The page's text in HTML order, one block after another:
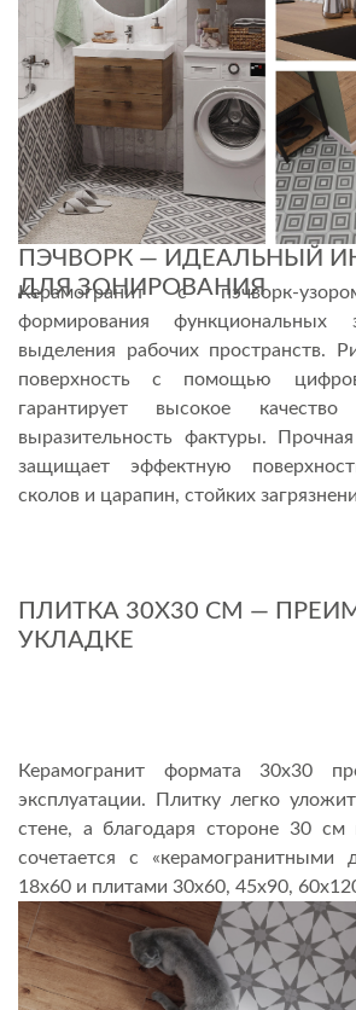
ПЭЧВОРК — ИДЕАЛЬНЫЙ
ДЛЯ ЗОНИРОВАНИЯ
Керамогранит с пэчворк-
формирования
выделения рабочих пространств.
поверхность с помощью
гарантирует высокое
выразительность фактуры.
защищает эффектную
сколов и царапин, стойких
ПЛИТКА 30Х30 СМ —
УКЛАДКЕ
Керамогранит формата 30х30
эксплуатации. Плитку легко
стене, а благодаря стороне 30 см
сочетается с «керамогранитными
18х60 и плитами 30х60, 45х90,